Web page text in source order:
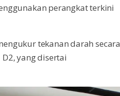
perangkat terkini
tekanan darah secara
yang disertai